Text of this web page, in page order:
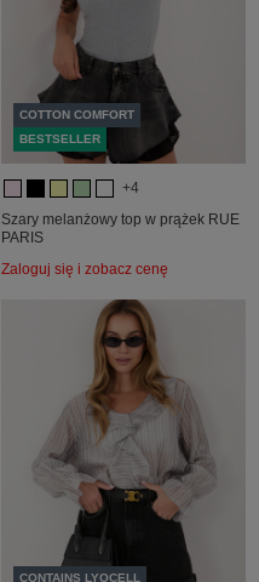
COTTON COMFORT
BESTSELLER
+4
Szary melanżowy top w prążek RUE
PARIS
Zaloguj się i zobacz cenę
CONTAINS LYOCELL